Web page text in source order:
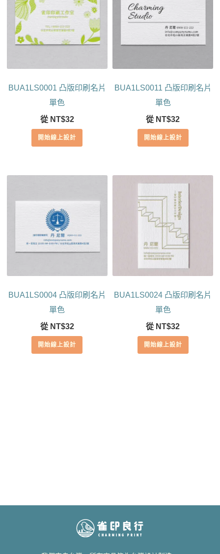
BUA1LS0001 凸版印刷名片
單色
從 NT$32
開始線上設計
BUA1LS0011 凸版印刷名片
單色
從 NT$32
開始線上設計
BUA1LS0004 凸版印刷名片
單色
從 NT$32
開始線上設計
BUA1LS0024 凸版印刷名片
單色
從 NT$32
開始線上設計